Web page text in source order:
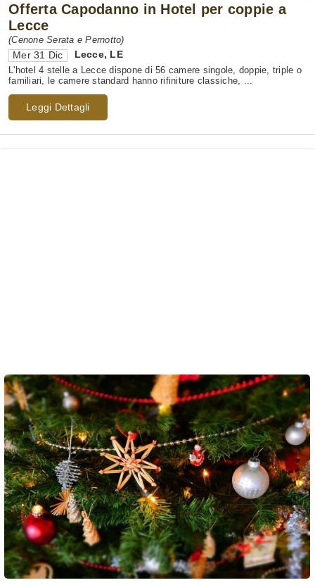
Offerta Capodanno in Hotel per coppie a
Lecce
(Cenone Serata e Pernotto)
Mer 31 Dic Lecce, LE
L'hotel 4 stelle a Lecce dispone di 56 camere singole, doppie, triple o
familiari, le camere standard hanno rifiniture classiche, ...
Leggi Dettagli